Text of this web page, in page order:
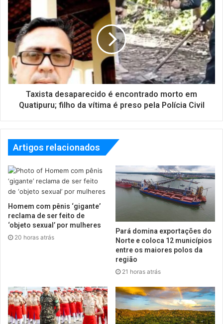
Taxista desaparecido é encontrado morto em
Quatipuru; filho da vítima é preso pela Polícia Civil
Artigos relacionados
Homem com pênis ‘gigante’
reclama de ser feito de
‘objeto sexual’ por mulheres
20 horas atrás
Pará domina exportações do
Norte e coloca 12 municípios
entre os maiores polos da
região
21 horas atrás